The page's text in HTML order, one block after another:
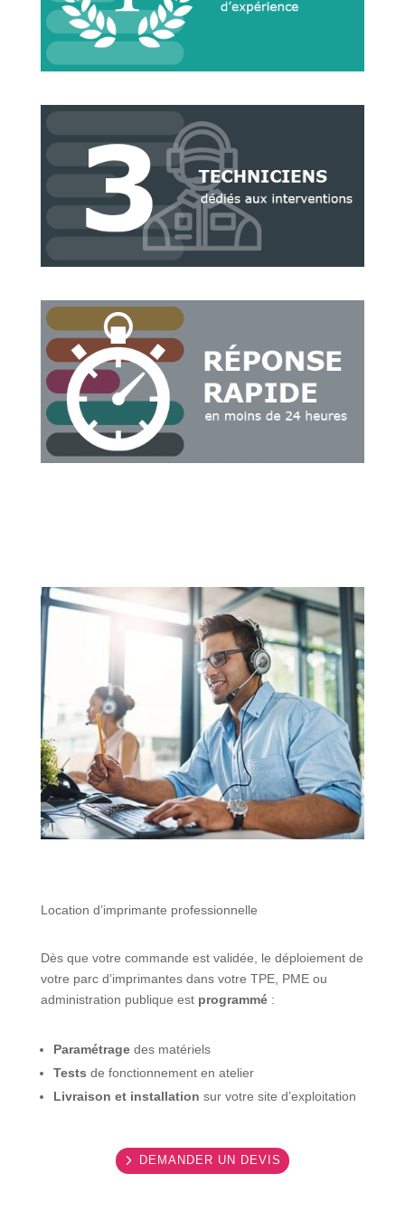
Location d’imprimante professionnelle
Dès que votre commande est validée, le déploiement de
votre parc d’imprimantes dans votre TPE, PME ou
administration publique est programmé:
Paramétragedes matériels
Tests de fonctionnement en atelier
Livraison et installation sur votre site d’exploitation
DEMANDER UN DEVIS